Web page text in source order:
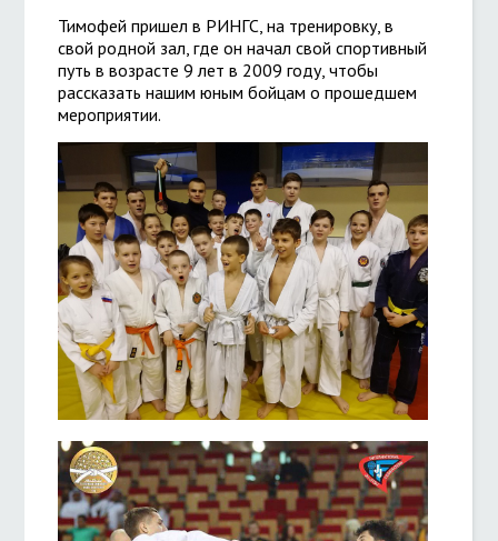
Тимофей пришел в РИНГС, на тренировку, в
свой родной зал, где он начал свой спортивный
путь в возрасте 9 лет в 2009 году, чтобы
рассказать нашим юным бойцам о прошедшем
мероприятии.